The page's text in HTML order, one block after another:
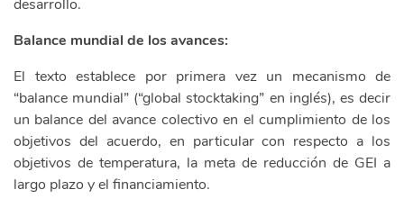
desarrollo.
Balance mundial de los avances:
El texto establece por primera vez un mecanismo de
“balance mundial” (“global stocktaking” en inglés), es decir
un balance del avance colectivo en el cumplimiento de los
objetivos del acuerdo, en particular con respecto a los
objetivos de temperatura, la meta de reducción de GEI a
largo plazo y el financiamiento.